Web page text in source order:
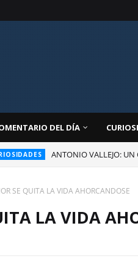
DEL DÍA
ANTONIO VALLEJO: UN
SE QUITA LA VIDA AHORCANDOSE
LA VIDA